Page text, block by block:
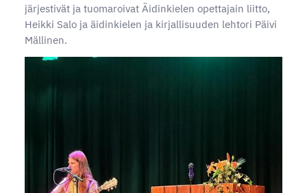
järjestivät ja tuomaroivat Äidinkielen opettajain liitto,
Heikki Salo ja äidinkielen ja kirjallisuuden lehtori Päivi
Mällinen.